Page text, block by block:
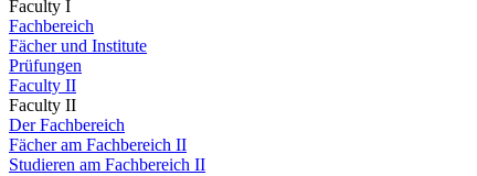
Faculty I
Fachbereich
Fächer und Institute
Prüfungen
Faculty II
Faculty II
Der Fachbereich
Fächer am Fachbereich II
Studieren am Fachbereich II